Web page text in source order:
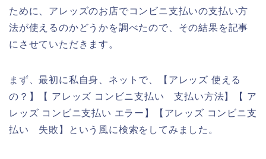
ために、アレッズのお店でコンビニ支払いの支払い方
法が使えるのかどうかを調べたので、その結果を記事
にさせていただきます。
まず、最初に私自身、ネットで、【アレッズ 使える
の？】【 アレッズ コンビニ支払い 支払い方法】【 ア
レッズ コンビニ支払い エラー】【アレッズ コンビニ支
払い 失敗】という風に検索をしてみました。